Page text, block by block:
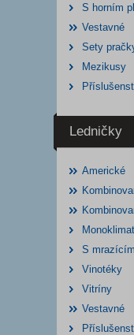
S horním
Vestavné
Sety
Mezikusy
Ledničky
Americké
S
Vinotéky
Vitríny
Vestavné